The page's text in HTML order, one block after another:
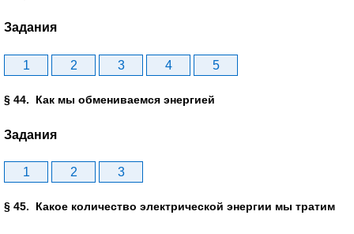
Задания
1 2 3 4 5
§ 44. Как мы обмениваемся энергией
Задания
1 2 3
§ 45. Какое количество электрической энергии мы тратим